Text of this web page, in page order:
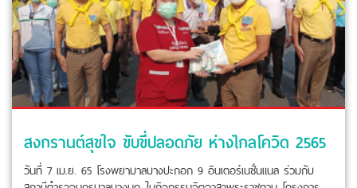
สงกรานต์สุขใจ ขับขี่ปลอดภัย ห่างไกลโควิด 2565
วันที่ 7 เม.ย. 65 โรงพยาบาลบางปะกอก 9 อินเตอร์เนชั่นแนล ร่วมกับ